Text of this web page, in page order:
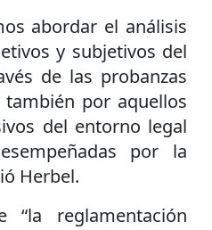
abordar el análisis
y subjetivos del
de las probanzas
por aquellos
del entorno legal
por la
Herbel.
“la reglamentación